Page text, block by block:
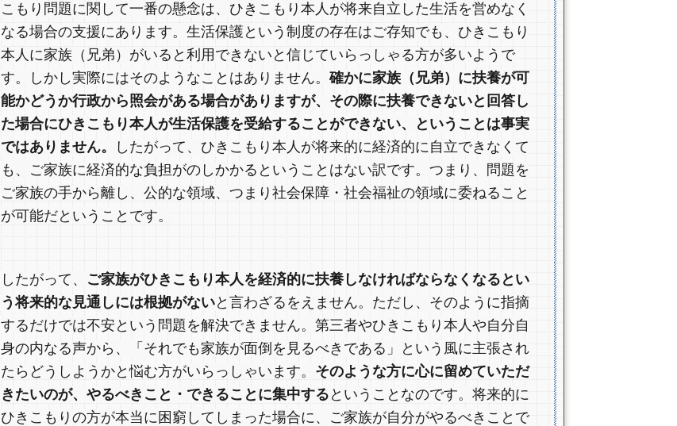
こもり問題に関して一番の懸念は、ひきこもり本人が将来自立した生活を営めなく
なる場合の支援にあります。生活保護という制度の存在はご存知でも、ひきこもり
本人に家族（兄弟）がいると利用できないと信じていらっしゃる方が多いようで
す。しかし実際にはそのようなことはありません。確かに家族（兄弟）に扶養が可
能かどうか行政から照会がある場合がありますが、その際に扶養できないと回答し
た場合にひきこもり本人が生活保護を受給することができない、ということは事実
ではありません。
したがって、ひきこもり本人が将来的に経済的に自立できなくて
も、ご家族に経済的な負担がのしかかるということはない訳です。つまり、問題を
ご家族の手から離し、公的な領域、つまり社会保障・社会福祉の領域に委ねること
が可能だということです。
したがって、 ご家族がひきこもり本人を経済的に扶養しなければならなくなるとい
う将来的な見通しには根拠がないと言わざるをえません。ただし、そのように指摘
するだけでは不安という問題を解決できません。第三者やひきこもり本人や自分自
身の内なる声から、「それでも家族が面倒を見るべきである」という風に主張され
たらどうしようかと悩む方がいらっしゃいます。 そのような方に心に留めていただ
きたいのが、やるべきこと・できることに集中する ということなのです。将来的に
ひきこもりの方が本当に困窮してしまった場合に、ご家族が自分がやるべきことで